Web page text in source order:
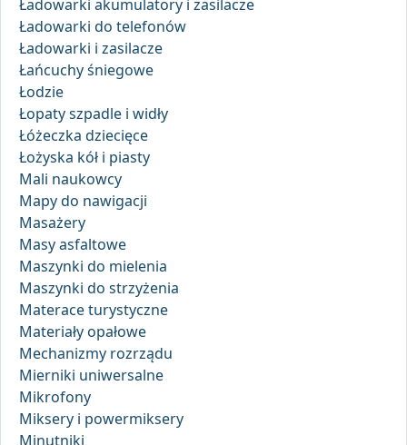
Ładowarki akumulatory i zasilacze
Ładowarki do telefonów
Ładowarki i zasilacze
Łańcuchy śniegowe
Łodzie
Łopaty szpadle i widły
Łóżeczka dziecięce
Łożyska kół i piasty
Mali naukowcy
Mapy do nawigacji
Masażery
Masy asfaltowe
Maszynki do mielenia
Maszynki do strzyżenia
Materace turystyczne
Materiały opałowe
Mechanizmy rozrządu
Mierniki uniwersalne
Mikrofony
Miksery i powermiksery
Minutniki